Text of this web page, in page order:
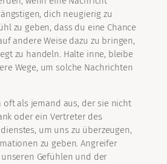
dich neugierig zu
zu geben, dass du eine Chance
andere Weise dazu zu bringen,
zu handeln. Halte inne, bleibe
Wege, um solche Nachrichten
oft als jemand aus, der sie nicht
oder ein Vertreter des
um uns zu überzeugen,
zu geben. Angreifer
Gefühlen und der